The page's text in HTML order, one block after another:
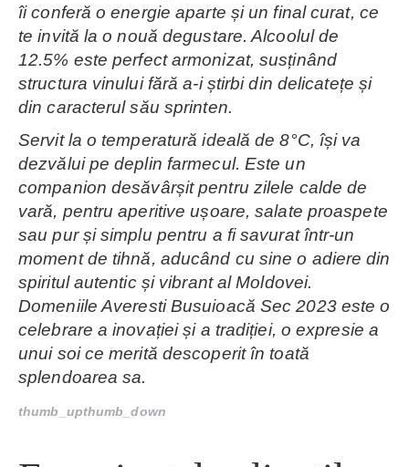
îi conferă o energie aparte și un final curat, ce
te invită la o nouă degustare. Alcoolul de
12.5% este perfect armonizat, susținând
structura vinului fără a-i știrbi din delicatețe și
din caracterul său sprinten.
Servit la o temperatură ideală de 8°C, își va
dezvălui pe deplin farmecul. Este un
companion desăvârșit pentru zilele calde de
vară, pentru aperitive ușoare, salate proaspete
sau pur și simplu pentru a fi savurat într-un
moment de tihnă, aducând cu sine o adiere din
spiritul autentic și vibrant al Moldovei.
Domeniile Averesti Busuioacă Sec 2023 este o
celebrare a inovației și a tradiției, o expresie a
unui soi ce merită descoperit în toată
splendoarea sa.
thumb_upthumb_down